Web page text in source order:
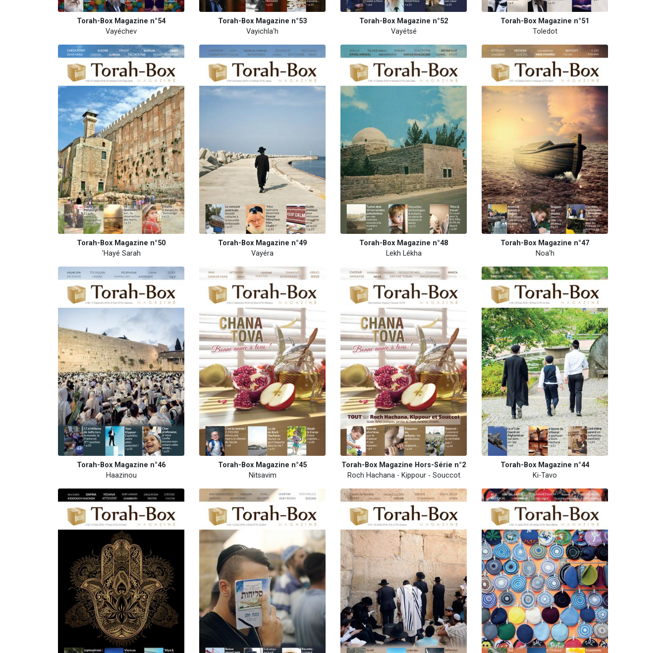
Torah-Box Magazine n°54
Vayéchev
Torah-Box Magazine n°53
Vayichla'h
Torah-Box Magazine n°52
Vayétsé
Torah-Box Magazine n°51
Toledot
Torah-Box Magazine n°50
'Hayé Sarah
Torah-Box Magazine n°49
Vayéra
Torah-Box Magazine n°48
Lekh Lékha
Torah-Box Magazine n°47
Noa'h
Torah-Box Magazine n°46
Haazinou
Torah-Box Magazine n°45
Nitsavim
Torah-Box Magazine Hors-Série n°2
Roch Hachana - Kippour - Souccot
Torah-Box Magazine n°44
Ki-Tavo